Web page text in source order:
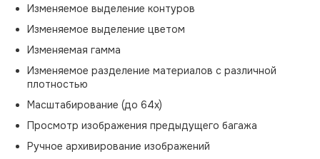
Изменяемое выделение контуров
Изменяемое выделение цветом
Изменяемая гамма
Изменяемое разделение материалов с различной
плотностью
Масштабирование (до 64х)
Просмотр изображения предыдущего багажа
Ручное архивирование изображений